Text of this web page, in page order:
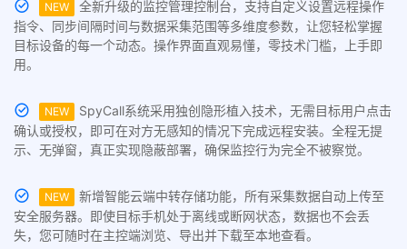
NEW
全新升级的监控管理控制台，支持自定义设置远程操作
指令、同步间隔时间与数据采集范围等多维度参数，让您轻松掌握
目标设备的每一个动态。操作界面直观易懂，零技术门槛，上手即
用。
NEW
SpyCall系统采用独创隐形植入技术，无需目标用户点击
确认或授权，即可在对方无感知的情况下完成远程安装。全程无提
示、无弹窗，真正实现隐蔽部署，确保监控行为完全不被察觉。
NEW
新增智能云端中转存储功能，所有采集数据自动上传至
安全服务器。即使目标手机处于离线或断网状态，数据也不会丢
失，您可随时在主控端浏览、导出并下载至本地查看。